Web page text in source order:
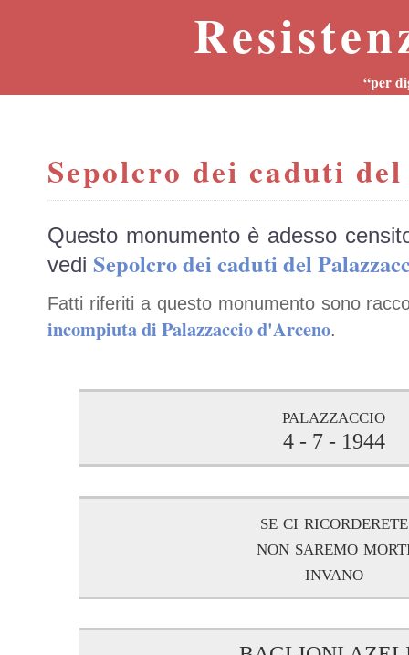
“per
Sepolcro dei caduti
Questo monumento è adesso
vedi Sepolcro dei caduti del
Fatti riferiti a questo monumento sono
incompiuta di Palazzaccio d'Arceno.
palazzaccio
4 - 7 - 1944
se ci ricorderete
non saremo
invano